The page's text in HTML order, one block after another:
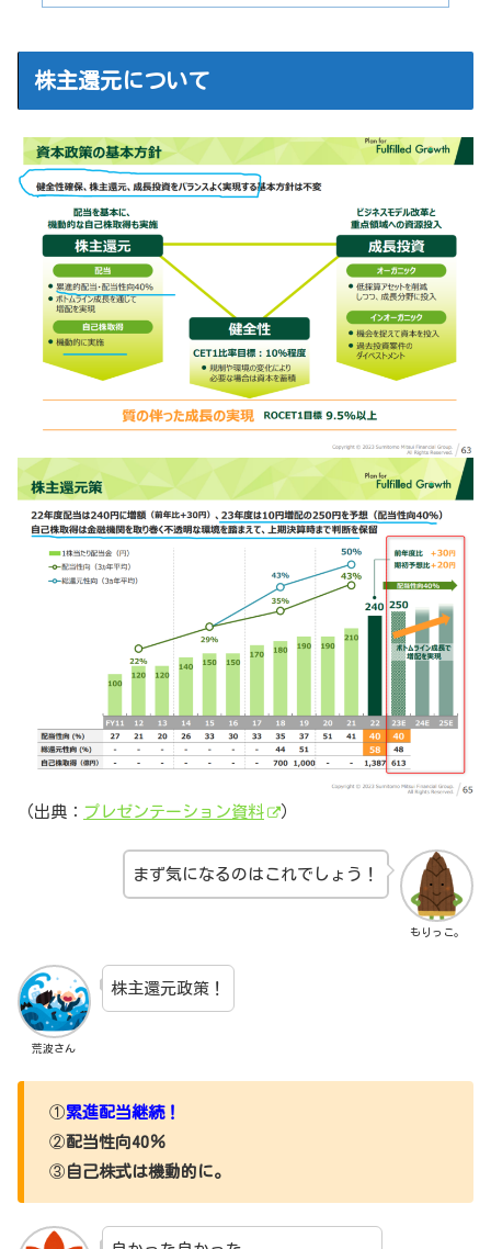
株主還元について
（出典： プレゼンテーション資料 ）
もりっこ。
まず気になるのはこれでしょう！
荒波さん
株主還元政策！
①累進配当継続！
②配当性向40％
③ 自己株式は機動的に。